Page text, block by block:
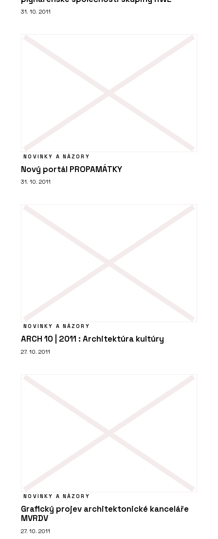
31. 10. 2011
NOVINKY A NÁZORY
Nový portál PROPAMÁTKY
31. 10. 2011
NOVINKY A NÁZORY
ARCH 10 | 2011 : Architektúra kultúry
27. 10. 2011
NOVINKY A NÁZORY
Grafický projev architektonické kanceláře
MVRDV
27. 10. 2011